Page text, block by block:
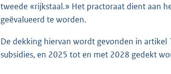
tweede «rijkstaal.» Het practoraat dient aan
geëvalueerd te worden.
De dekking hiervan wordt gevonden in
subsidies, en 2025 tot en met 2028 gedekt